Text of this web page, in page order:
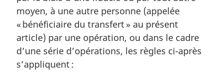
g
i
n
a
e
:
moyen, à une autre personne (appelée
« bénéficiaire du transfert » au présent
article) par une opération, ou dans le cadre
d’une série d’opérations, les règles ci-après
s’appliquent :